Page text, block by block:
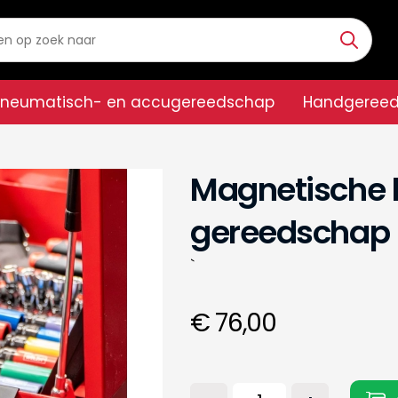
en accugereedschap
Magnetische
gereedschap
`
€ 76,00